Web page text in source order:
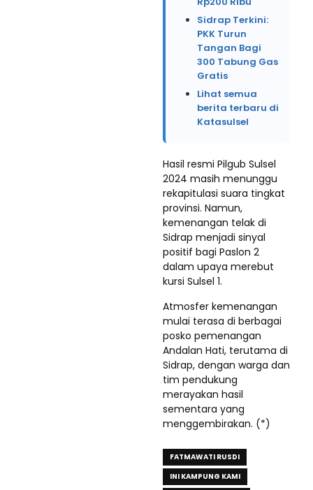
Sidrap Terkini:
PKK Turun
Tangan Bagi
300 Tabung Gas
Gratis
Lihat semua
berita terbaru di
Katasulsel
Hasil resmi Pilgub Sulsel
2024 masih menunggu
rekapitulasi suara tingkat
provinsi. Namun,
kemenangan telak di
Sidrap menjadi sinyal
positif bagi Paslon 2
dalam upaya merebut
kursi Sulsel 1.
Atmosfer kemenangan
mulai terasa di berbagai
posko pemenangan
Andalan Hati, terutama di
Sidrap, dengan warga dan
tim pendukung
merayakan hasil
sementara yang
menggembirakan. (*)
FATMAWATI RUSDI
INI KAMPUNG KAMI